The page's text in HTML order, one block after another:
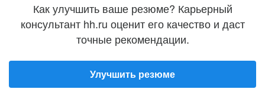
Как улучшить ваше резюме? Карьерный
консультант hh.ru оценит его качество и даст
точные рекомендации.
Улучшить резюме